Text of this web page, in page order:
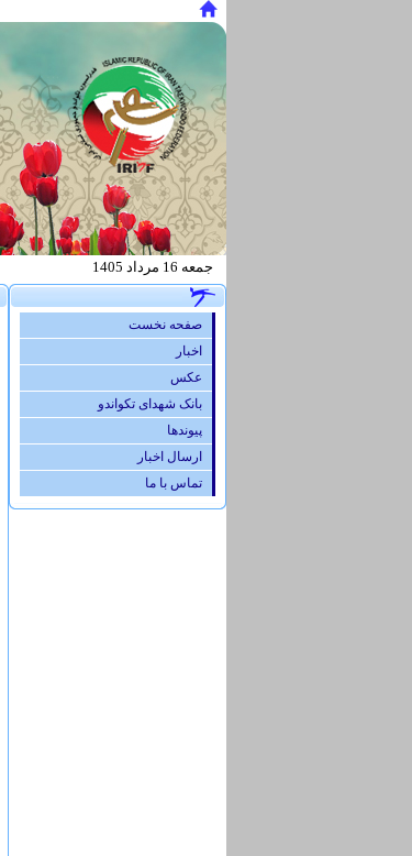
جمعه 16 مرداد 1405
صفحه نخست
اخبار
عكس
بانک شهدای تکواندو
پيوندها
ارسال اخبار
تماس با ما